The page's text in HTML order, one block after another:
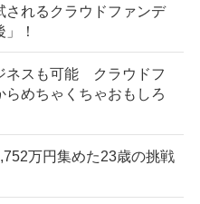
されるクラウドファンデ
！
ネスも可能 クラウドフ
らめちゃくちゃおもしろ
万円集めた23歳の挑戦